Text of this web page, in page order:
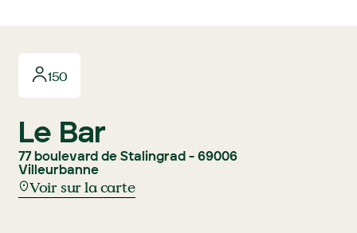
150
Le Bar
77 boulevard de Stalingrad - 69006
Villeurbanne
Voir sur la carte